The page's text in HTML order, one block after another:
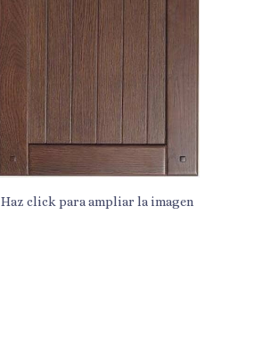
Haz click para ampliar la imagen